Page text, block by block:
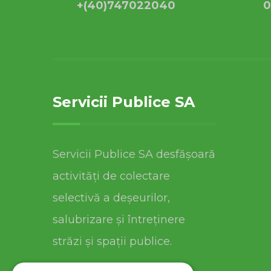
+(40)747022040
Servicii Publice SA
Servicii Publice SA desfășoară
activități de colectare
selectivă a deșeurilor,
salubrizare și întreținere
străzi și spații publice.